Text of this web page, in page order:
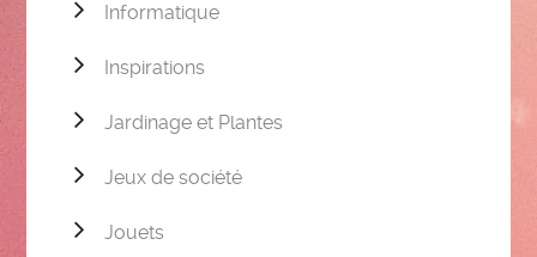
Informatique
Inspirations
Jardinage et Plantes
Jeux de société
Jouets